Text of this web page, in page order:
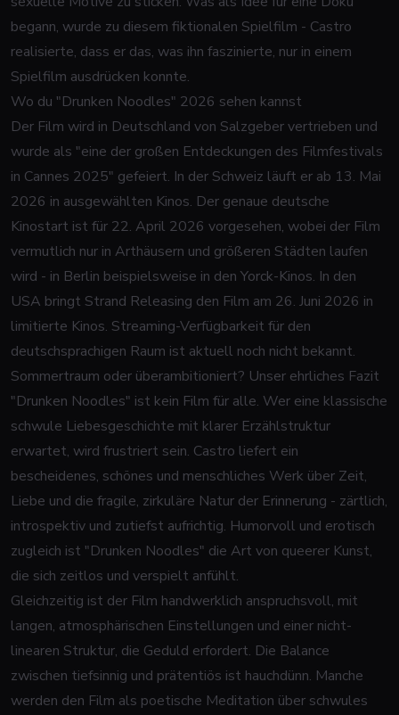
begann, wurde zu diesem fiktionalen Spielfilm - Castro
realisierte, dass er das, was ihn faszinierte, nur in einem
Spielfilm ausdrücken konnte.
Wo du "Drunken Noodles" 2026 sehen kannst
Der Film wird in Deutschland von Salzgeber vertrieben und
wurde als "eine der großen Entdeckungen des Filmfestivals
in Cannes 2025" gefeiert. In der Schweiz läuft er ab 13. Mai
2026 in ausgewählten Kinos. Der genaue deutsche
Kinostart ist für 22. April 2026 vorgesehen, wobei der Film
vermutlich nur in Arthäusern und größeren Städten laufen
wird - in Berlin beispielsweise in den Yorck-Kinos. In den
USA bringt Strand Releasing den Film am 26. Juni 2026 in
limitierte Kinos. Streaming-Verfügbarkeit für den
deutschsprachigen Raum ist aktuell noch nicht bekannt.
Sommertraum oder überambitioniert? Unser ehrliches Fazit
"Drunken Noodles" ist kein Film für alle. Wer eine klassische
schwule Liebesgeschichte mit klarer Erzählstruktur
erwartet, wird frustriert sein. Castro liefert ein
bescheidenes, schönes und menschliches Werk über Zeit,
Liebe und die fragile, zirkuläre Natur der Erinnerung - zärtlich,
introspektiv und zutiefst aufrichtig. Humorvoll und erotisch
zugleich ist "Drunken Noodles" die Art von queerer Kunst,
die sich zeitlos und verspielt anfühlt.
Gleichzeitig ist der Film handwerklich anspruchsvoll, mit
langen, atmosphärischen Einstellungen und einer nicht-
linearen Struktur, die Geduld erfordert. Die Balance
zwischen tiefsinnig und prätentiös ist hauchdünn. Manche
werden den Film als poetische Meditation über schwules